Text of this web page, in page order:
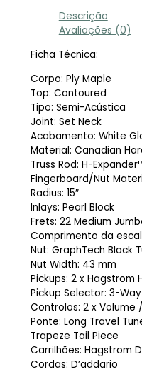
Descrição
Avaliações (0)
Ficha Técnica:
Corpo: Ply Maple
Top: Contoured
Tipo: Semi-Acústica
Joint: Set Neck
Acabamento: White
Material: Canadian
Truss Rod: H-
Fingerboard/Nut
Radius: 15″
Inlays: Pearl Block
Frets: 22 Medium
Comprimento da
Nut: GraphTech Black
Nut Width: 43 mm
Pickups: 2 x Hagstrom
Pickup Selector: 3-
Controlos: 2 x Volume
Ponte: Long Travel
Trapeze Tail Piece
Carrilhões: Hagstrom
Cordas: D’addario